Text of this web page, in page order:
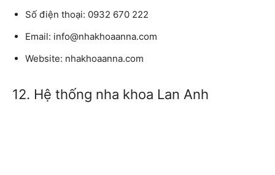
Số điện thoại: 0932 670 222
Email: info@nhakhoaanna.com
Website: nhakhoaanna.com
12. Hệ thống nha khoa Lan Anh